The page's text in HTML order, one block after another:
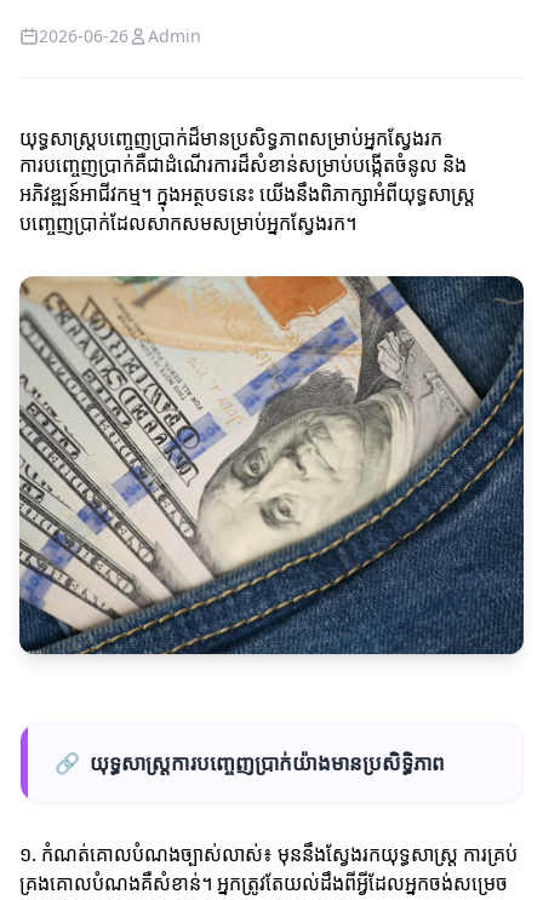
2026-06-26 Admin
យុទ្ធសាស្ត្របញ្ចេញប្រាក់ដ៏មានប្រសិទ្ធភាពសម្រាប់អ្នកស្វែងរក
ការបញ្ចេញប្រាក់គឺជាដំណើរការដ៏សំខាន់សម្រាប់បង្កើតចំនូល និង
អភិវឌ្ឍន៍អាជីវកម្ម។ ក្នុងអត្ថបទនេះ យើងនឹងពិភាក្សាអំពីយុទ្ធសាស្ត្រ
បញ្ចេញប្រាក់ដែលសាកសមសម្រាប់អ្នកស្វែងរក។
🔗 យុទ្ធសាស្ត្រការបញ្ចេញប្រាក់យ៉ាងមានប្រសិទ្ធិភាព
១. កំណត់គោលបំណងច្បាស់លាស់៖ មុននឹងស្វែងរកយុទ្ធសាស្ត្រ ការគ្រប់
គ្រងគោលបំណងគឺសំខាន់។ អ្នកត្រូវតែយល់ដឹងពីអ្វីដែលអ្នកចង់សម្រេច